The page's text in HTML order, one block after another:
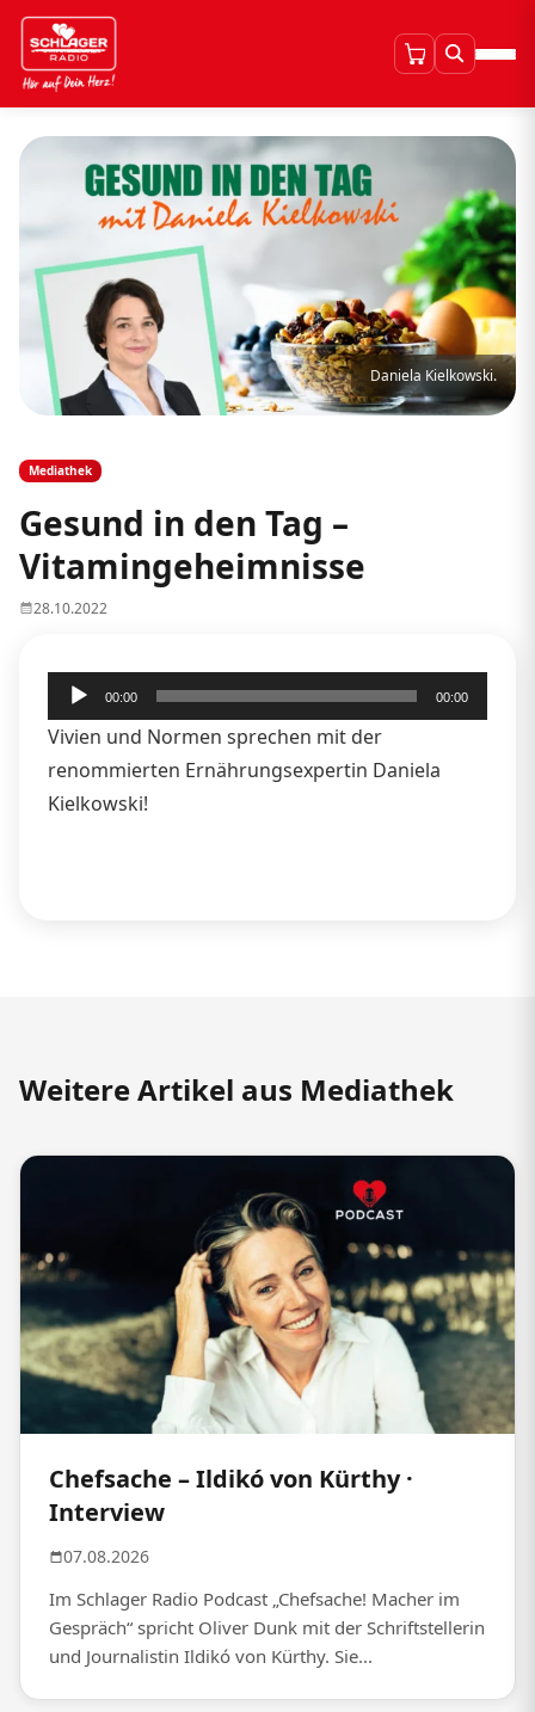
Daniela Kielkowski.
Mediathek
Gesund in den Tag –
Vitamingeheimnisse
28.10.2022
Audio-
Player
00:00 00:00
Vivien und Normen sprechen mit der
renommierten Ernährungsexpertin Daniela
Kielkowski!
Weitere Artikel aus Mediathek
Chefsache – Ildikó von Kürthy ·
Interview
07.08.2026
Im Schlager Radio Podcast „Chefsache! Macher im
Gespräch“ spricht Oliver Dunk mit der Schriftstellerin
und Journalistin Ildikó von Kürthy. Sie...